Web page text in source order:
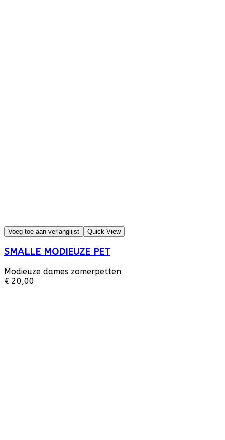
Voeg toe aan verlanglijst Quick View
SMALLE MODIEUZE PET
Modieuze dames zomerpetten
€ 20,00